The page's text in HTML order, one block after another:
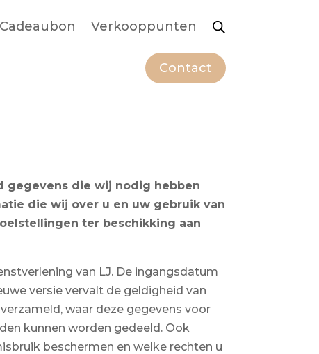
Cadeaubon Verkooppunten
Contact
gegevens die wij nodig hebben
die wij over u en uw gebruik van
ter beschikking aan
van LJ. De ingangsdatum
versie vervalt de geldigheid van
waar deze gegevens voor
kunnen worden gedeeld. Ook
beschermen en welke rechten u